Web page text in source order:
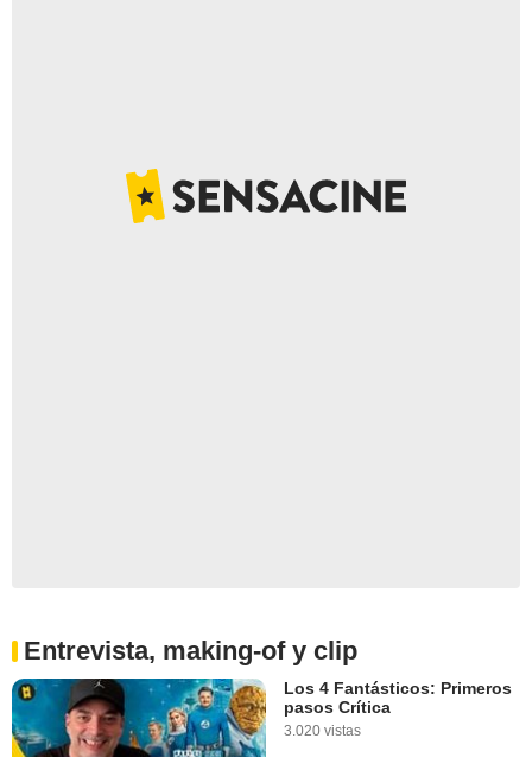
Entrevista, making-of y clip
Los 4 Fantásticos: Primeros
pasos Crítica
3.020 vistas